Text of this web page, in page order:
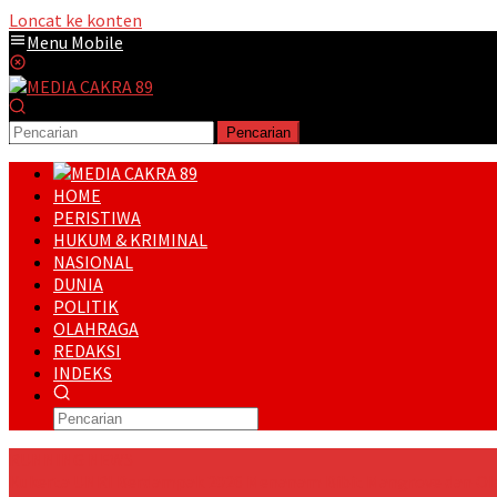
Loncat ke konten
Menu Mobile
Pencarian
HOME
PERISTIWA
HUKUM & KRIMINAL
NASIONAL
DUNIA
POLITIK
OLAHRAGA
REDAKSI
INDEKS